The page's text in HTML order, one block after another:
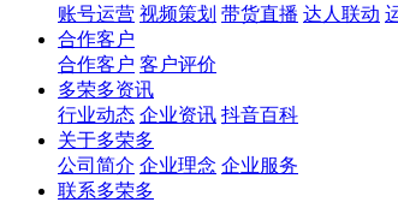
账号运营 视频策划 带货直播 达人联动
合作客户
合作客户 客户评价
多荣多资讯
行业动态 企业资讯 抖音百科
关于多荣多
公司简介 企业理念 企业服务
联系多荣多